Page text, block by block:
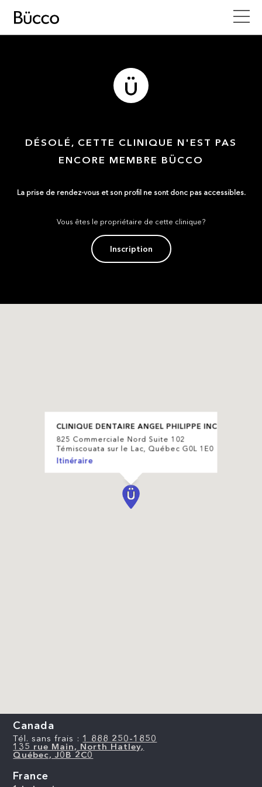
DÉSOLÉ, CETTE CLINIQUE N'EST PAS
ENCORE MEMBRE BÜCCO
La prise de rendez-vous et son profil ne sont donc pas accessibles.
Vous êtes le propriétaire de cette clinique?
Inscription
CLINIQUE DENTAIRE ANGEL PHILIPPE INC
825 Commerciale Nord Suite 102
Témiscouata sur le Lac, Québec G0L 1E0
Itinéraire
Canada
Tél. sans frais : 1 888 250-1850
135 rue Main, North Hatley,
Québec, J0B 2C0
France